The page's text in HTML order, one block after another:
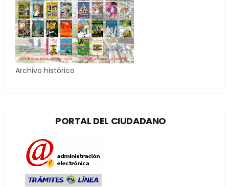
Archivo histórico
PORTAL DEL CIUDADANO